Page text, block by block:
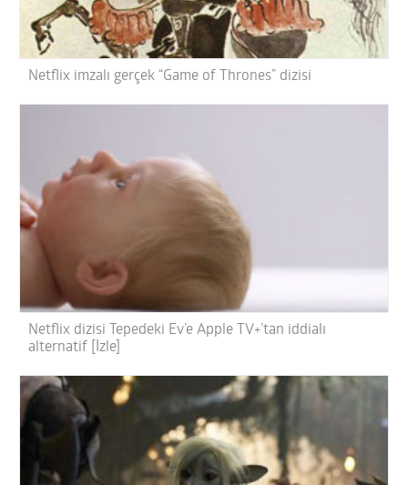
Netflix imzalı gerçek “Game of Thrones” dizisi
Netflix dizisi Tepedeki Ev’e Apple TV+’tan iddialı
alternatif [İzle]